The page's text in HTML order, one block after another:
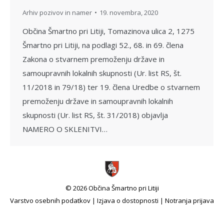
Arhiv pozivov in namer 19. novembra, 2020
Občina Šmartno pri Litiji, Tomazinova ulica 2, 1275
Šmartno pri Litiji, na podlagi 52., 68. in 69. člena
Zakona o stvarnem premoženju države in
samoupravnih lokalnih skupnosti (Ur. list RS, št.
11/2018 in 79/18) ter 19. člena Uredbe o stvarnem
premoženju države in samoupravnih lokalnih
skupnosti (Ur. list RS, št. 31/2018) objavlja
NAMERO O SKLENITVI…
© 2026 Občina Šmartno pri Litiji
Varstvo osebnih podatkov | Izjava o dostopnosti | Notranja prijava